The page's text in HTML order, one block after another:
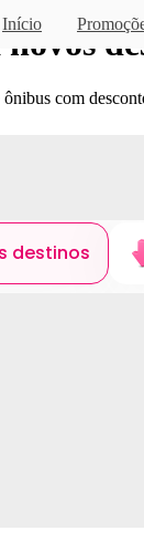
Início
com
destinos